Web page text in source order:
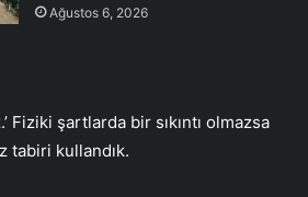
Ağustos 6, 2026
Fiziki şartlarda bir sıkıntı olmazsa
tabiri kullandık.